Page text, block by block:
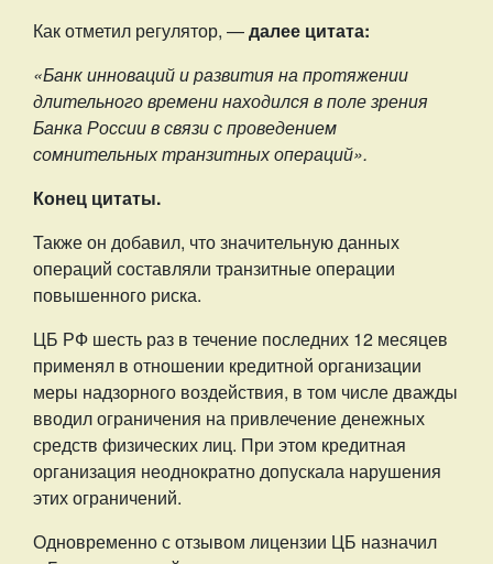
Как отметил регулятор, —далее цитата:
«Банк инноваций и развития на протяжении
длительного времени находился в поле зрения
Банка России в связи с проведением
сомнительных транзитных операций».
Конец цитаты.
Также он добавил, что значительную данных
операций составляли транзитные операции
повышенного риска.
ЦБ РФ шесть раз в течение последних 12 месяцев
применял в отношении кредитной организации
меры надзорного воздействия, в том числе дважды
вводил ограничения на привлечение денежных
средств физических лиц. При этом кредитная
организация неоднократно допускала нарушения
этих ограничений.
Одновременно с отзывом лицензии ЦБ назначил